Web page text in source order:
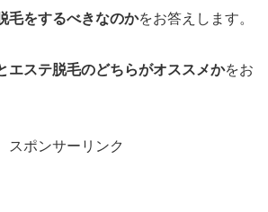
毛をするべきなのかをお答えします。
エステ脱毛のどちらがオススメかをお
スポンサーリンク